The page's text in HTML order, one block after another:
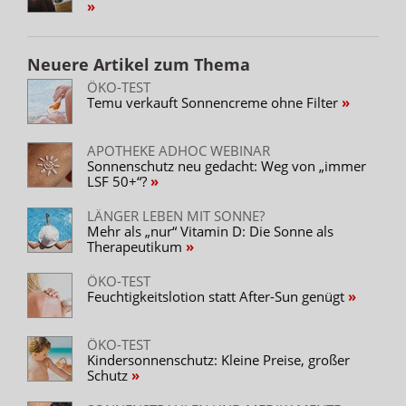
einziehende Textur. Enthalten ist ein Breitspektrum-
Hautschäden und vorzeitiger Hautalterung durch UV-
Strahlung. Ein weiterer Inhaltsstoff ist Hyaluronsäure,
die Feuchtigkeit speichert und die Kollagenproduktion
anregt. Falten werden gemindert und die
Hautschutzbarriere gestärkt. Niacinamid stärkt ebenfalls
die Hautschutzbarriere, beruhigt und mildert
Hautirritationen, Poren werden verfeinert und die
Regeneration der Haut unterstützt.
Ebenfalls neu ist Anthelios Age Correct LSF 50 – eine
tägliche Pflege mit Sonnenschutz und Anti-Aging-Effekt.
Enthalten sind neben einem Breitband-Sonnenschutz
Hyaluronsäure, Niacinamid und PhE-Resorcinol.
Letzteres wirkt Verfärbungen wie Pigmentierungen
hochwirksam entgegen.
Anthelios Pro Sport Wet Skin Gel LSF 50+ wurde für
Sport und hochintensive Aktivitäten entwickelt, ist
Neuere Artikel zum Thema
ÖKO-TEST
Temu verkauft Sonnencreme ohne Filter
APOTHEKE ADHOC WEBINAR
Sonnenschutz neu gedacht: Weg von „immer
LSF 50+“?
LÄNGER LEBEN MIT SONNE?
Mehr als „nur“ Vitamin D: Die Sonne als
Therapeutikum
ÖKO-TEST
Feuchtigkeitslotion statt After-Sun genügt
ÖKO-TEST
Kindersonnenschutz: Kleine Preise, großer
Schutz